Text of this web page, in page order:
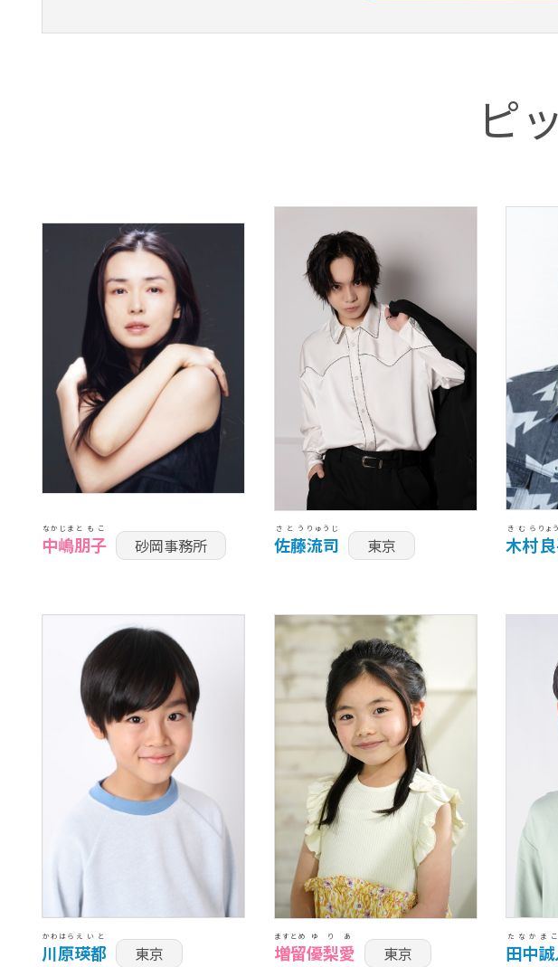
ピ
中嶋
なかじま
朋子
ともこ
砂岡事務所 佐藤
さとう
流司
りゅうじ
東京 木村
きむら りょ
川原
かわはら
瑛都
えいと
東京 増留
ますとめ
優梨愛
ゆりあ
東京 田中
たなか ま